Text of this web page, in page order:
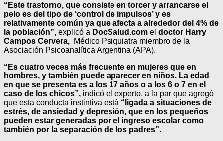
“Este trastorno, que consiste en torcer y arrancarse el
pelo es del tipo de ‘control de impulsos’ y es
relativamente común ya que afecta a alrededor del 4% de
la población”, explicó a DocSalud.com el doctor Harry
Campos Cervera, Médico Psiquiatra miembro de la
Asociación Psicoanalítica Argentina (APA).
“Es cuatro veces más frecuente en mujeres que en
hombres, y también puede aparecer en niños. La edad
en que se presenta es a los 17 años o a los 6 o 7 en el
caso de los chicos”, indicó el experto, a la par que agregó
que esta conducta instintiva está “ligada a situaciones de
estrés, de ansiedad y depresión, que en los pequeños
pueden estar generadas por el ingreso escolar como
también por la separación de los padres”.